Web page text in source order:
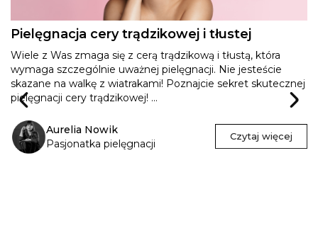
Pielęgnacja cery trądzikowej i tłustej
Wiele z Was zmaga się z cerą trądzikową i tłustą, która
wymaga szczególnie uważnej pielęgnacji. Nie jesteście
skazane na walkę z wiatrakami! Poznajcie sekret skutecznej
pielęgnacji cery trądzikowej! ...
Aurelia Nowik
Pasjonatka pielęgnacji
Czytaj więcej